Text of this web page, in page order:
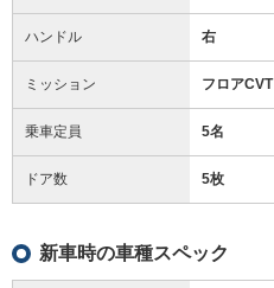
ハンドル 右
ミッション フロアCVT
乗車定員 5名
ドア数 5枚
新車時の車種スペック